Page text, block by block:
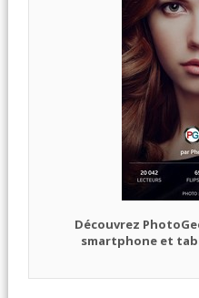
Découvrez
smartphone et